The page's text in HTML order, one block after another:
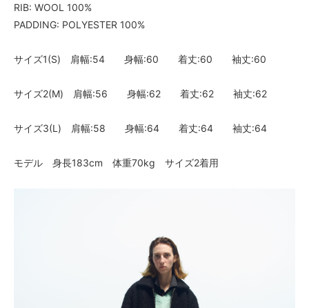
RIB: WOOL 100%
PADDING: POLYESTER 100%
サイズ1(S) 肩幅:54 身幅:60 着丈:60 袖丈:60
サイズ2(M) 肩幅:56 身幅:62 着丈:62 袖丈:62
サイズ3(L) 肩幅:58 身幅:64 着丈:64 袖丈:64
モデル 身長183cm 体重70kg サイズ2着用